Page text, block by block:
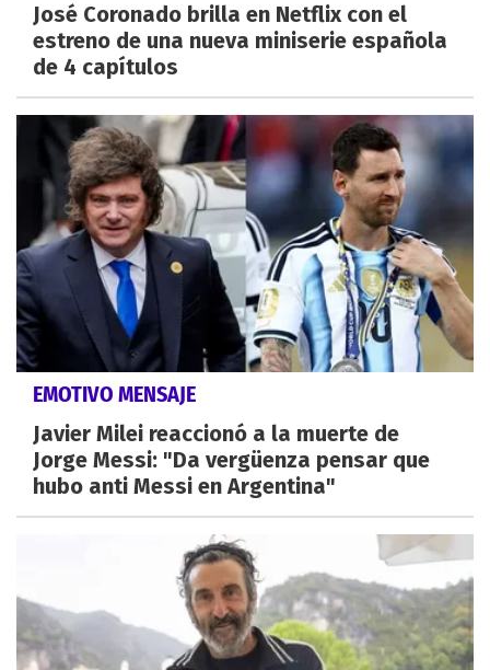
José Coronado brilla en Netflix con el
estreno de una nueva miniserie española
de 4 capítulos
EMOTIVO MENSAJE
Javier Milei reaccionó a la muerte de
Jorge Messi: "Da vergüenza pensar que
hubo anti Messi en Argentina"